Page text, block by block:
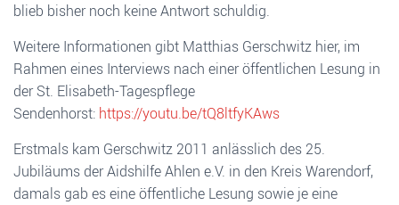
blieb bisher noch keine Antwort schuldig.
Weitere Informationen gibt Matthias Gerschwitz hier, im
Rahmen eines Interviews nach einer öffentlichen Lesung in
der St. Elisabeth-Tagespflege
Sendenhorst: https://youtu.be/tQ8ltfyKAws
Erstmals kam Gerschwitz 2011 anlässlich des 25.
Jubiläums der Aidshilfe Ahlen e.V. in den Kreis Warendorf,
damals gab es eine öffentliche Lesung sowie je eine